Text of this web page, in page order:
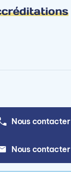
Nous contacter
Nous contacter